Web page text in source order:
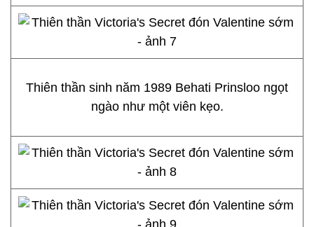
Thiên thần sinh năm 1989 Behati Prinsloo ngọt
ngào như một viên kẹo.